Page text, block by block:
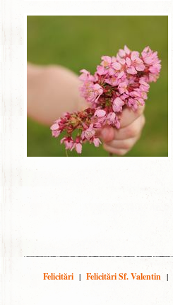
Felicitări | Felicitări Sf. Valentin |